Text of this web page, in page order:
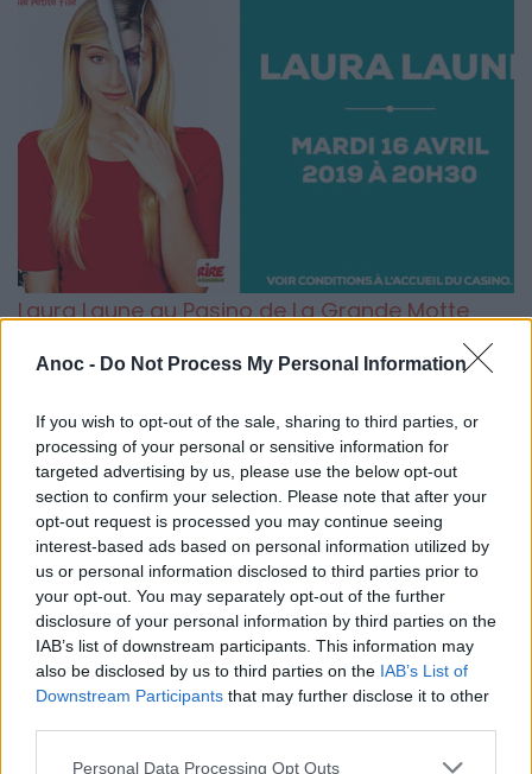
Anoc - Do Not Process My Personal Information
If you wish to opt-out of the sale, sharing to third parties, or
processing of your personal or sensitive information for
targeted advertising by us, please use the below opt-out
section to confirm your selection. Please note that after your
opt-out request is processed you may continue seeing
interest-based ads based on personal information utilized by
us or personal information disclosed to third parties prior to
your opt-out. You may separately opt-out of the further
disclosure of your personal information by third parties on the
IAB’s list of downstream participants. This information may
also be disclosed by us to third parties on the IAB’s List of
Downstream Participants that may further disclose it to other
Personal Data Processing Opt Outs
Laura Laune au Pasino de La Grande Motte
Avec son visage d'ange, difficile de croire que Laura Laune
est un vrai démon. Et pourtant, sous ses airs innocents, elle
graves. A découvrir ou redécouvrir au Pasino de La Grande
Motte le mardi 16 avril 2019.